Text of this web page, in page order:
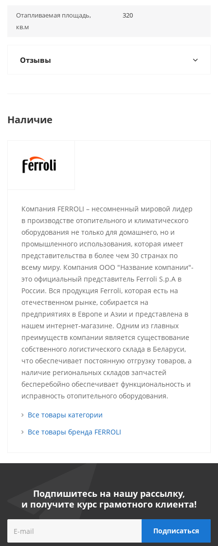
Отапливаемая площадь,
кв.м
320
Отзывы
Наличие
Компания FERROLI – несомненный мировой лидер
в производстве отопительного и климатического
оборудования не только для домашнего, но и
промышленного использования, которая имеет
представительства в более чем 30 странах по
всему миру. Компания ООО "Название компании"-
это официальный представитель Ferroli S.p.A в
России. Вся продукция Ferroli, которая есть на
отечественном рынке, собирается на
предприятиях в Европе и Азии и представлена в
нашем интернет-магазине. Одним из главных
преимуществ компании является существование
собственного логистического склада в Беларуси,
что обеспечивает постоянную отгрузку товаров, а
наличие региональных складов запчастей
бесперебойно обеспечивает функциональность и
исправность отопительного оборудования.
Все товары категории
Все товары бренда FERROLI
Подпишитесь на нашу рассылку,
и получите курс грамотного клиента!